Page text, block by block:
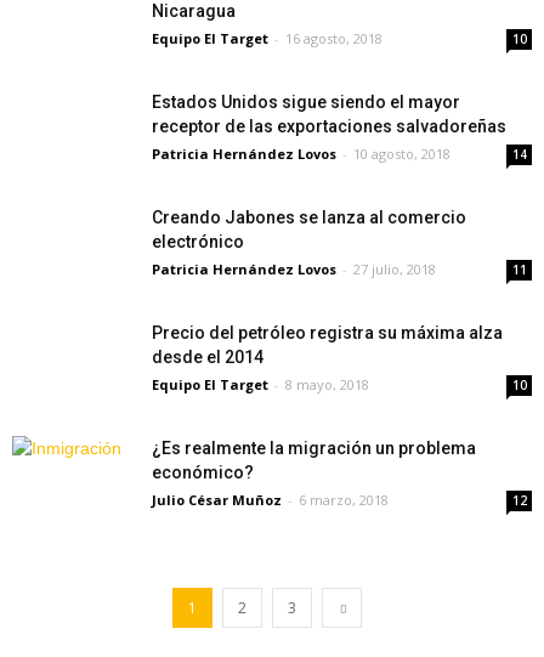
Nicaragua
Equipo El Target - 16 agosto, 2018 10
Estados Unidos sigue siendo el mayor
receptor de las exportaciones salvadoreñas
Patricia Hernández Lovos - 10 agosto, 2018 14
Creando Jabones se lanza al comercio
electrónico
Patricia Hernández Lovos - 27 julio, 2018 11
Precio del petróleo registra su máxima alza
desde el 2014
Equipo El Target - 8 mayo, 2018 10
¿Es realmente la migración un problema
económico?
Julio César Muñoz - 6 marzo, 2018 12
1 2 3